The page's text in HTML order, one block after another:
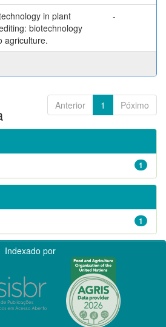
in plant
biotechnology
agriculture.
-
Anterior 1 Póximo
1
1
Indexado por